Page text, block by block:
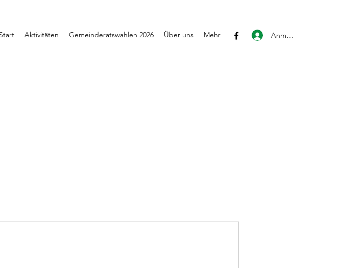
Start Aktivitäten Gemeinderatswahlen 2026 Über uns Mehr Anmelden